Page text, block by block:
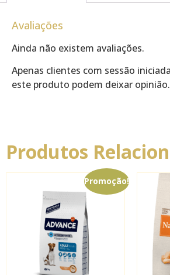
Avaliações
Ainda não existem avaliações.
Apenas clientes com sessão
este produto podem deixar opinião.
Produtos
Promoção!